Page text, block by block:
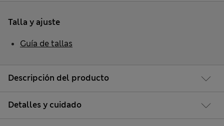
Descripción del producto
Detalles y cuidado
Talla y ajuste
Guía de tallas